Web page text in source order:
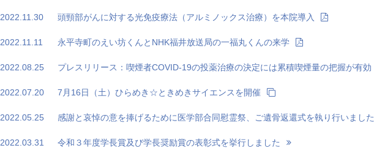
2022.11.30 頭頸部がんに対する光免疫療法（アルミノックス治療）を本院導入
2022.11.11 永平寺町のえい坊くんとNHK福井放送局の一福丸くんの来学
2022.08.25 プレスリリース：喫煙者COVID-19の投薬治療の決定には累積喫煙量の把握が有効
2022.07.20 7月16日（土）ひらめき☆ときめきサイエンスを開催
2022.05.25 感謝と哀悼の意を捧げるために医学部合同慰霊祭、ご遺骨返還式を執り行いました
2022.03.31 令和３年度学長賞及び学長奨励賞の表彰式を挙行しました